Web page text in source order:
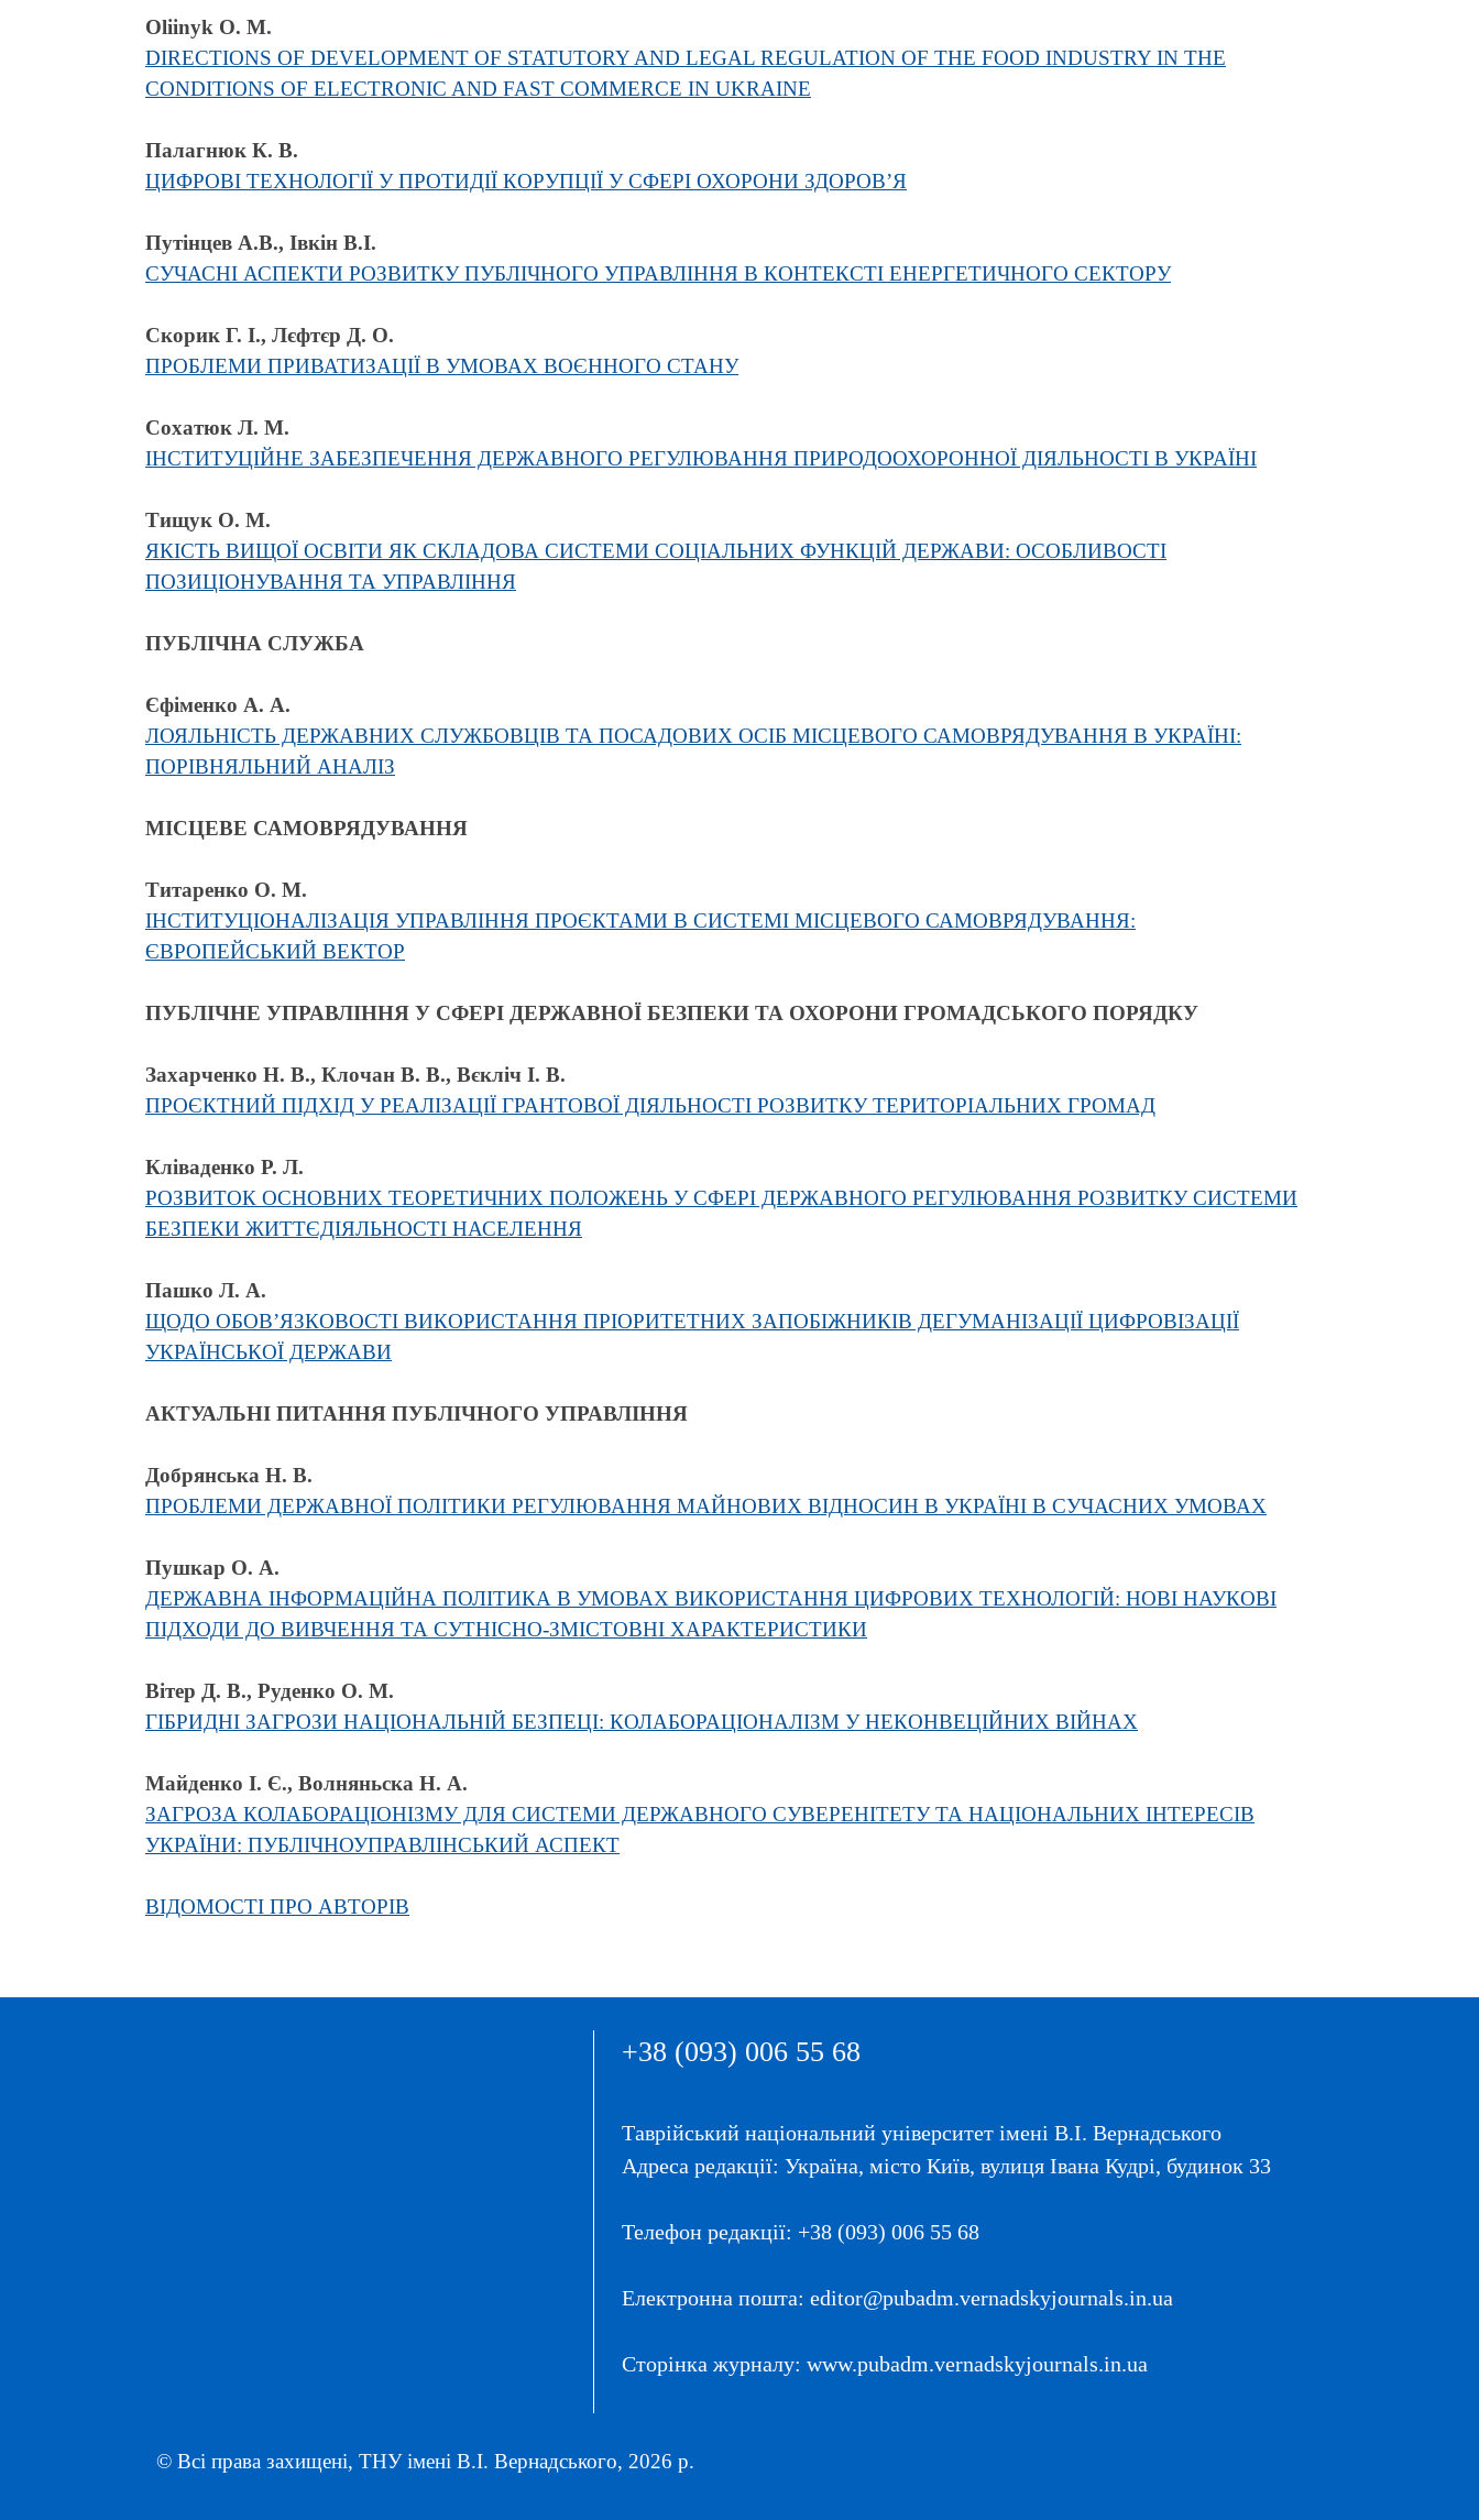
Oliinyk O. M.
DIRECTIONS OF DEVELOPMENT OF STATUTORY AND LEGAL REGULATION OF THE FOOD INDUSTRY IN THE
CONDITIONS OF ELECTRONIC AND FAST COMMERCE IN UKRAINE
Палагнюк К. В.
ЦИФРОВІ ТЕХНОЛОГІЇ У ПРОТИДІЇ КОРУПЦІЇ У СФЕРІ ОХОРОНИ ЗДОРОВ’Я
Путінцев А.В., Івкін В.І.
СУЧАСНІ АСПЕКТИ РОЗВИТКУ ПУБЛІЧНОГО УПРАВЛІННЯ В КОНТЕКСТІ ЕНЕРГЕТИЧНОГО СЕКТОРУ
Скорик Г. І., Лєфтєр Д. О.
ПРОБЛЕМИ ПРИВАТИЗАЦІЇ В УМОВАХ ВОЄННОГО СТАНУ
Сохатюк Л. М.
ІНСТИТУЦІЙНЕ ЗАБЕЗПЕЧЕННЯ ДЕРЖАВНОГО РЕГУЛЮВАННЯ ПРИРОДООХОРОННОЇ ДІЯЛЬНОСТІ В УКРАЇНІ
Тищук О. М.
ЯКІСТЬ ВИЩОЇ ОСВІТИ ЯК СКЛАДОВА СИСТЕМИ СОЦІАЛЬНИХ ФУНКЦІЙ ДЕРЖАВИ: ОСОБЛИВОСТІ
ПОЗИЦІОНУВАННЯ ТА УПРАВЛІННЯ
ПУБЛІЧНА СЛУЖБА
Єфіменко А. А.
ЛОЯЛЬНІСТЬ ДЕРЖАВНИХ СЛУЖБОВЦІВ ТА ПОСАДОВИХ ОСІБ МІСЦЕВОГО САМОВРЯДУВАННЯ В УКРАЇНІ:
ПОРІВНЯЛЬНИЙ АНАЛІЗ
МІСЦЕВЕ САМОВРЯДУВАННЯ
Титаренко О. М.
ІНСТИТУЦІОНАЛІЗАЦІЯ УПРАВЛІННЯ ПРОЄКТАМИ В СИСТЕМІ МІСЦЕВОГО САМОВРЯДУВАННЯ:
ЄВРОПЕЙСЬКИЙ ВЕКТОР
ПУБЛІЧНЕ УПРАВЛІННЯ У СФЕРІ ДЕРЖАВНОЇ БЕЗПЕКИ ТА ОХОРОНИ ГРОМАДСЬКОГО ПОРЯДКУ
Захарченко Н. В., Клочан В. В., Вєкліч І. В.
ПРОЄКТНИЙ ПІДХІД У РЕАЛІЗАЦІЇ ГРАНТОВОЇ ДІЯЛЬНОСТІ РОЗВИТКУ ТЕРИТОРІАЛЬНИХ ГРОМАД
Кліваденко Р. Л.
РОЗВИТОК ОСНОВНИХ ТЕОРЕТИЧНИХ ПОЛОЖЕНЬ У СФЕРІ ДЕРЖАВНОГО РЕГУЛЮВАННЯ РОЗВИТКУ СИСТЕМИ
БЕЗПЕКИ ЖИТТЄДІЯЛЬНОСТІ НАСЕЛЕННЯ
Пашко Л. А.
ЩОДО ОБОВ’ЯЗКОВОСТІ ВИКОРИСТАННЯ ПРІОРИТЕТНИХ ЗАПОБІЖНИКІВ ДЕГУМАНІЗАЦІЇ ЦИФРОВІЗАЦІЇ
УКРАЇНСЬКОЇ ДЕРЖАВИ
АКТУАЛЬНІ ПИТАННЯ ПУБЛІЧНОГО УПРАВЛІННЯ
Добрянська Н. В.
ПРОБЛЕМИ ДЕРЖАВНОЇ ПОЛІТИКИ РЕГУЛЮВАННЯ МАЙНОВИХ ВІДНОСИН В УКРАЇНІ В СУЧАСНИХ УМОВАХ
Пушкар О. А.
ДЕРЖАВНА ІНФОРМАЦІЙНА ПОЛІТИКА В УМОВАХ ВИКОРИСТАННЯ ЦИФРОВИХ ТЕХНОЛОГІЙ: НОВІ НАУКОВІ
ПІДХОДИ ДО ВИВЧЕННЯ ТА СУТНІСНО-ЗМІСТОВНІ ХАРАКТЕРИСТИКИ
Вітер Д. В., Руденко О. М.
ГІБРИДНІ ЗАГРОЗИ НАЦІОНАЛЬНІЙ БЕЗПЕЦІ: КОЛАБОРАЦІОНАЛІЗМ У НЕКОНВЕЦІЙНИХ ВІЙНАХ
Майденко І. Є., Волняньска Н. А.
ЗАГРОЗА КОЛАБОРАЦІОНІЗМУ ДЛЯ СИСТЕМИ ДЕРЖАВНОГО СУВЕРЕНІТЕТУ ТА НАЦІОНАЛЬНИХ ІНТЕРЕСІВ
УКРАЇНИ: ПУБЛІЧНОУПРАВЛІНСЬКИЙ АСПЕКТ
ВІДОМОСТІ ПРО АВТОРІВ
+38 (093) 006 55 68
Таврійський національний університет імені В.І. Вернадського
Адреса редакції: Україна, місто Київ, вулиця Івана Кудрі, будинок 33
Телефон редакції: +38 (093) 006 55 68
Електронна пошта: editor@pubadm.vernadskyjournals.in.ua
Сторінка журналу: www.pubadm.vernadskyjournals.in.ua
© Всі права захищені, ТНУ імені В.І. Вернадського, 2026 р.